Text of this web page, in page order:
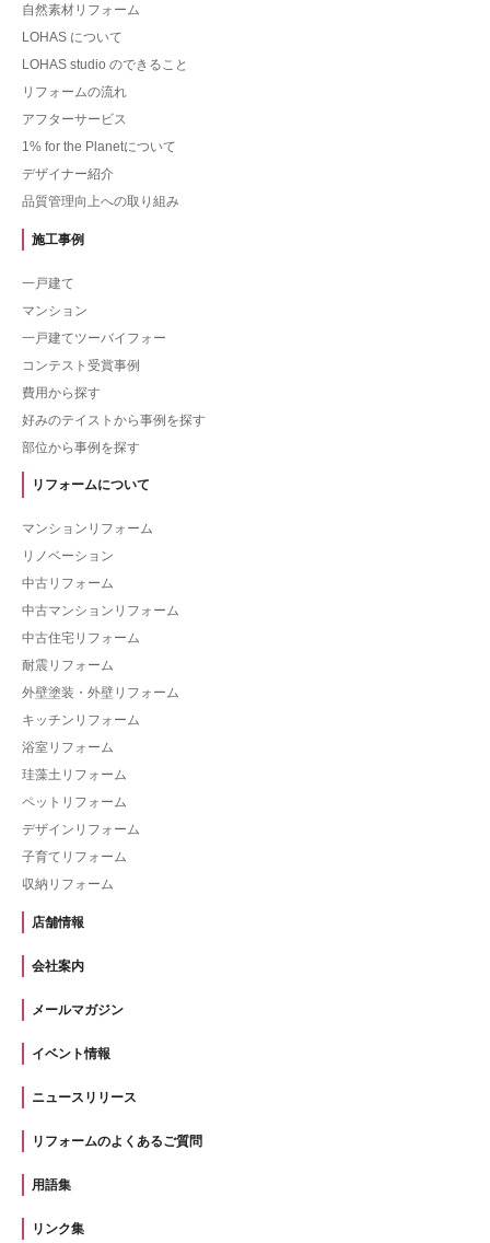
自然素材リフォーム
LOHAS について
LOHAS studio のできること
リフォームの流れ
アフターサービス
1% for the Planetについて
デザイナー紹介
品質管理向上への取り組み
施工事例
一戸建て
マンション
一戸建てツーバイフォー
コンテスト受賞事例
費用から探す
好みのテイストから事例を探す
部位から事例を探す
リフォームについて
マンションリフォーム
リノベーション
中古リフォーム
中古マンションリフォーム
中古住宅リフォーム
耐震リフォーム
外壁塗装・外壁リフォーム
キッチンリフォーム
浴室リフォーム
珪藻土リフォーム
ペットリフォーム
デザインリフォーム
子育てリフォーム
収納リフォーム
店舗情報
会社案内
メールマガジン
イベント情報
ニュースリリース
リフォームのよくあるご質問
用語集
リンク集